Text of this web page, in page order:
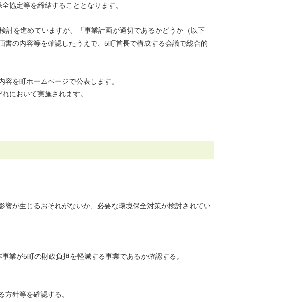
協定等を締結することとなります。
討を進めていますが、「事業計画が適切であるかどうか（以下
書の内容等を確認したうえで、5町首長で構成する会議で総合的
を町ホームページで公表します。
において実施されます。
が生じるおそれがないか、必要な環境保全対策が検討されてい
業が5町の財政負担を軽減する事業であるか確認する。
針等を確認する。